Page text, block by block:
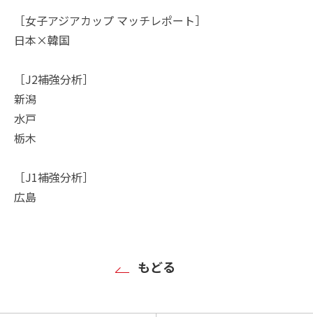
［女子アジアカップ マッチレポート］
日本×韓国
［J2補強分析］
新潟
水戸
栃木
［J1補強分析］
広島
もどる